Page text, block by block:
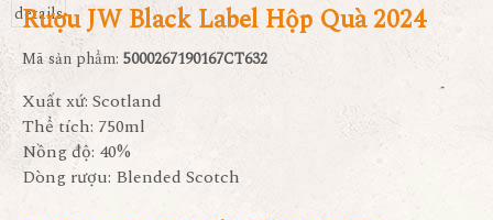
Rượu JW Black Label Hộp Quà 2024
Mã sản phẩm: 5000267190167CT632
Xuất xứ: Scotland
Thể tích: 750ml
Nồng độ: 40%
Dòng rượu: Blended Scotch